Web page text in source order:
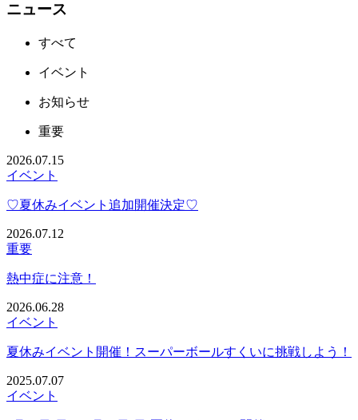
ニュース
すべて
イベント
お知らせ
重要
2026.07.15
イベント
♡夏休みイベント追加開催決定♡
2026.07.12
重要
熱中症に注意！
2026.06.28
イベント
夏休みイベント開催！スーパーボールすくいに挑戦しよう！
2025.07.07
イベント